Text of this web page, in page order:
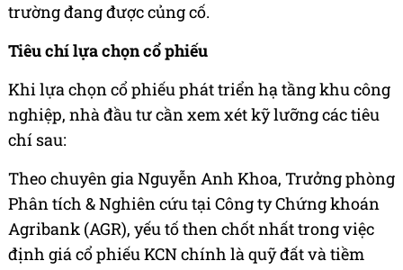
trường đang được củng cố.
Tiêu chí lựa chọn cổ phiếu
Khi lựa chọn cổ phiếu phát triển hạ tầng khu công
nghiệp, nhà đầu tư cần xem xét kỹ lưỡng các tiêu
chí sau:
Theo chuyên gia Nguyễn Anh Khoa, Trưởng phòng
Phân tích & Nghiên cứu tại Công ty Chứng khoán
Agribank (AGR), yếu tố then chốt nhất trong việc
định giá cổ phiếu KCN chính là quỹ đất và tiềm